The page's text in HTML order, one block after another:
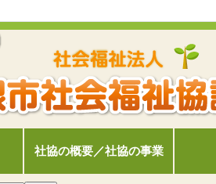
社協の概要／社協の事業